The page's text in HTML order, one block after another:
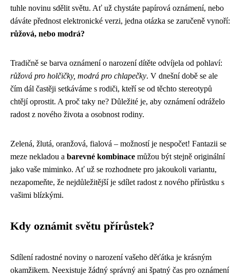
tuhle novinu sdělit světu. Ať už chystáte papírová oznámení, nebo
dáváte přednost elektronické verzi, jedna otázka se zaručeně vynoří:
růžová, nebo modrá?
Tradičně se barva oznámení o narození dítěte odvíjela od pohlaví:
růžová pro holčičky, modrá pro chlapečky. V dnešní době se ale
čím dál častěji setkáváme s rodiči, kteří se od těchto stereotypů
chtějí oprostit. A proč taky ne? Důležité je, aby oznámení odráželo
radost z nového života a osobnost rodiny.
Zelená, žlutá, oranžová, fialová – možností je nespočet! Fantazii se
meze nekladou a barevné kombinace můžou být stejně originální
jako vaše miminko. Ať už se rozhodnete pro jakoukoli variantu,
nezapomeňte, že nejdůležitější je sdílet radost z nového přírůstku s
vašimi blízkými.
Kdy oznámit světu přírůstek?
Sdílení radostné noviny o narození vašeho děťátka je krásným
okamžikem. Neexistuje žádný správný ani špatný čas pro oznámení